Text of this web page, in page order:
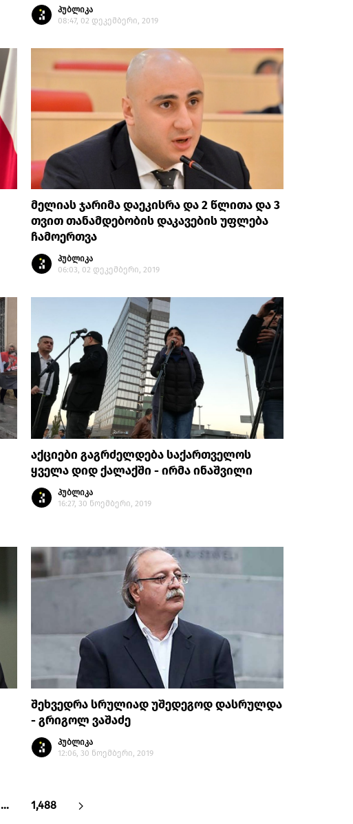
პუბლიკა
08:47, 02 დეკემბერი, 2019
მელიას ჯარიმა დაეკისრა და 2 წლითა და 3
თვით თანამდებობის დაკავების უფლება
ჩამოერთვა
პუბლიკა
06:03, 02 დეკემბერი, 2019
აქციები გაგრძელდება საქართველოს
ყველა დიდ ქალაქში - ირმა ინაშვილი
პუბლიკა
16:27, 30 ნოემბერი, 2019
შეხვედრა სრულიად უშედეგოდ დასრულდა
- გრიგოლ ვაშაძე
პუბლიკა
12:06, 30 ნოემბერი, 2019
… 1,488